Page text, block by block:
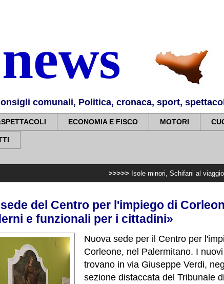
comunali, Politica, cronaca, sport,
ECONOMIA E FISCO MOTORI
Isole minori, Schifani al viaggio inaugurale
del Centro per l'impiego di
e funzionali per i cittadini»
Nuova sede per il Centro per
Corleone, nel Palermitano. I
trovano in via Giuseppe Verdi,
sezione distaccata del Tribunale